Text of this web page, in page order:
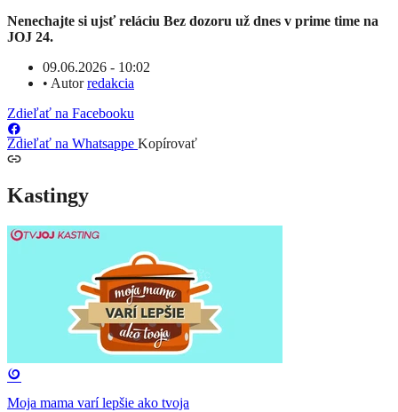
Nenechajte si ujsť reláciu Bez dozoru už dnes v prime time na
JOJ 24.
09.06.2026 - 10:02
• Autorredakcia
Zdieľať na Facebooku
Zdieľať na Whatsappe Kopírovať
Kastingy
Moja mama varí lepšie ako tvoja